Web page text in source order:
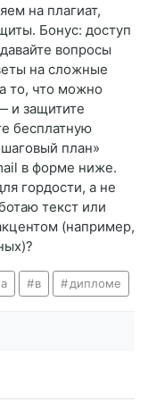
на плагиат,
Бонус: доступ
вопросы
на сложные
то, что можно
и защитите
бесплатную
план»
в форме ниже.
гордости, а не
текст или
(например,
в дипломе